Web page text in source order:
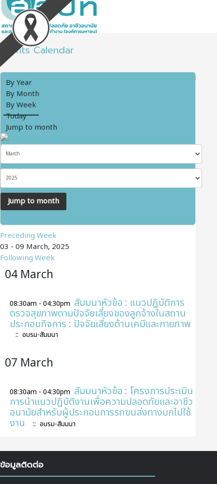
Events Calendar
By Year
By Month
By Week
Today
Jump to month
Jump to month
Preceding Week
03 - 09 March, 2025
Following Week
04 March
08:30am - 04:30pm สัมมนาหัวข้อ : แนวปฏิบัติการ
ตรวจสุขภาพตามปัจจัยเสี่ยงของลูกจ้างในสถาน
ประกอบกิจการ : ปัจจัยเสี่ยงด้านเคมีและกายภาพ
:: อบรม-สัมมนา
07 March
08:30am - 04:30pm สัมมนาหัวข้อ : โครงการประเมิน
การนำแนวปฏิบัติงานเพื่อความปลอดภัยและอาชีว
อนามัยสำหรับผู้ประกอบการรถขนส่งทางบกไปใช้
งาน :: อบรม-สัมมนา
ข้อมูลติดต่อ